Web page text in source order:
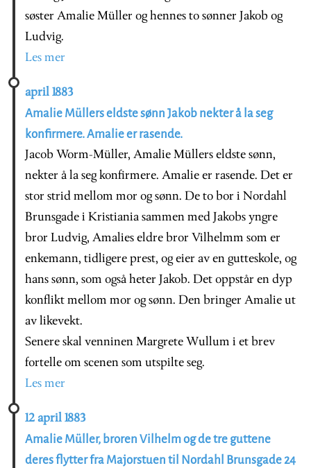
søster Amalie Müller og hennes to sønner Jakob og
Ludvig.
Les mer
april 1883
Amalie Müllers eldste sønn Jakob nekter å la seg
konfirmere. Amalie er rasende.
Jacob Worm-Müller, Amalie Müllers eldste sønn,
nekter å la seg konfirmere. Amalie er rasende. Det er
stor strid mellom mor og sønn. De to bor i Nordahl
Brunsgade i Kristiania sammen med Jakobs yngre
bror Ludvig, Amalies eldre bror Vilhelmm som er
enkemann, tidligere prest, og eier av en gutteskole, og
hans sønn, som også heter Jakob. Det oppstår en dyp
konflikt mellom mor og sønn. Den bringer Amalie ut
av likevekt.
Senere skal venninen Margrete Wullum i et brev
fortelle om scenen som utspilte seg.
Les mer
12 april 1883
Amalie Müller, broren Vilhelm og de tre guttene
deres flytter fra Majorstuen til Nordahl Brunsgade 24